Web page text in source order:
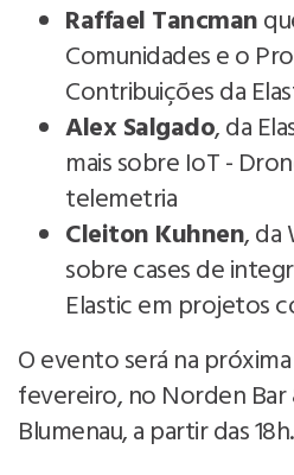
Raffael Tancman
Comunidades e o
Contribuições da
Alex Salgado, da
mais sobre IoT -
telemetria
Cleiton Kuhnen, da
sobre cases de
Elastic em projetos
O evento será na
fevereiro, no Norden
Blumenau, a partir das 18h.